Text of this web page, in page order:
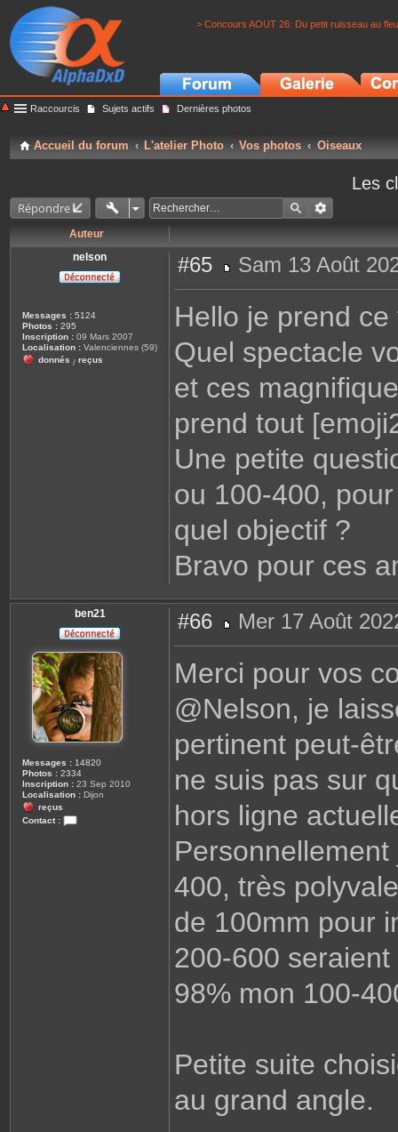
> Concours AOUT 26: Du petit ruisseau au
Raccourcis Sujets actifs Dernières photos
Accueil du forum L'atelier Photo Vos photos Oiseaux
Les
Répondre
Auteur
nelson
Messages : 5124
Photos : 295
Inscription : 09 Mars 2007
Localisation : Valenciennes (59)
donnés / reçus
#65
e
a
e
Sam 13 Août
Hello je prend
Quel spectacle
et ces
prend tout
Une petite
ou 100-400,
quel objectif ?
Bravo pour ces
ben21
Messages : 14820
Photos : 2334
Inscription : 23 Sep 2010
Localisation : Dijon
reçus
Contact :
#66
e
Mer 17 Août
Merci pour vos
@Nelson, je
pertinent peut-
ne suis pas sur
hors ligne
400, très
de 100mm pour
200-600
98% mon 100-
Petite suite
au grand angle.